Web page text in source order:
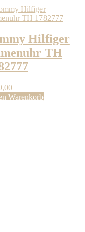
Hilfiger
TH
Warenkorb